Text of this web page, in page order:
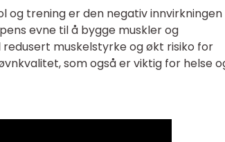
og trening er den negativ innvirkningen
evne til å bygge muskler og
muskelstyrke og økt risiko for
som også er viktig for helse